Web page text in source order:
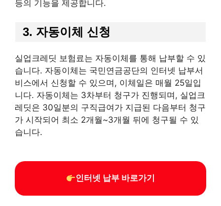
등의 기능을 제공합니다.
3. 자동이체 신청
실업크레딧 보험료는 자동이체를 통해 납부할 수 있
습니다. 자동이체는 국민연금공단의 인터넷 납부서
비스에서 신청할 수 있으며, 이체일은 매월 25일입
니다. 자동이체는 3차부터 청구가 진행되며, 실업크
레딧은 30일분의 구직급여가 지급된 다음부터 청구
가 시작되어 최소 2개월~3개월 뒤에 청구될 수 있
습니다.
인터넷 납부 바로가기